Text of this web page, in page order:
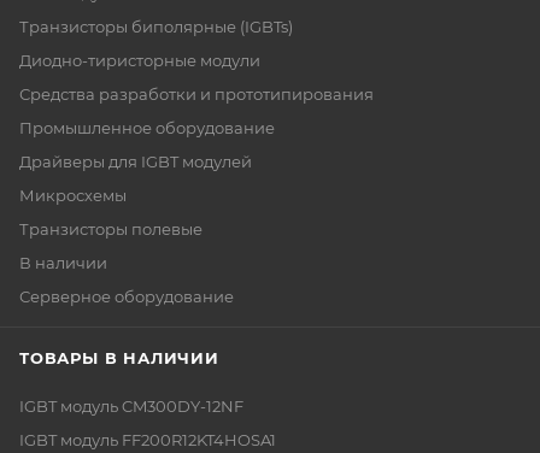
Транзисторы биполярные (IGBTs)
Диодно-тиристорные модули
Средства разработки и прототипирования
Промышленное оборудование
Драйверы для IGBT модулей
Микросхемы
Транзисторы полевые
В наличии
Серверное оборудование
ТОВАРЫ В НАЛИЧИИ
IGBT модуль CM300DY-12NF
IGBT модуль FF200R12KT4HOSA1